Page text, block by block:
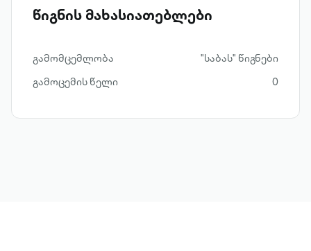
წიგნის მახასიათებლები
გამომცემლობა
"საბას" წიგნები
გამოცემის წელი
0